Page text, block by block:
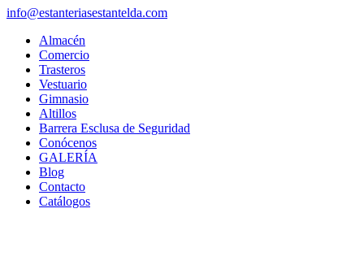
info@estanteriasestantelda.com
Almacén
Comercio
Trasteros
Vestuario
Gimnasio
Altillos
Barrera Esclusa de Seguridad
Conócenos
GALERÍA
Blog
Contacto
Catálogos